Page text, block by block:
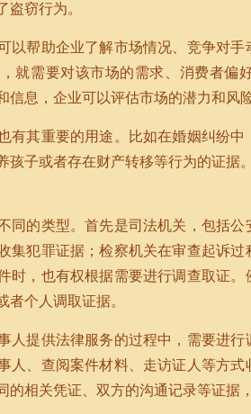
盗窃行为。
以帮助企业了解市场情况、竞争对
就需要对该市场的需求、消费者偏
信息，企业可以评估市场的潜力和风
有其重要的用途。比如在婚姻纠纷中
孩子或者存在财产转移等行为的证据。
同的类型。首先是司法机关，包括公
集犯罪证据；检察机关在审查起诉
时，也有权根据需要进行调查取证
者个人调取证据。
人提供法律服务的过程中，需要进
人、查阅案件材料、走访证人等方
的相关凭证、双方的沟通记录等证据